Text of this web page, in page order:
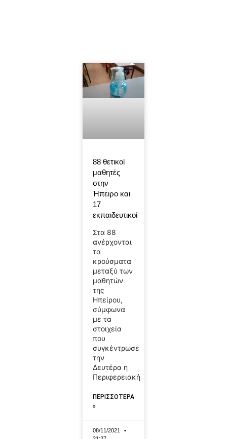
88 θετικοί
μαθητές
στην
Ήπειρο και
17
εκπαιδευτικοί
Στα 88
ανέρχονται
τα
κρούσματα
μεταξύ των
μαθητών
της
Ηπείρου,
σύμφωνα
με τα
στοιχεία
που
συγκέντρωσε
την
Δευτέρα η
Περιφερειακή
ΠΕΡΙΣΣΟΤΕΡΑ
»
08/11/2021